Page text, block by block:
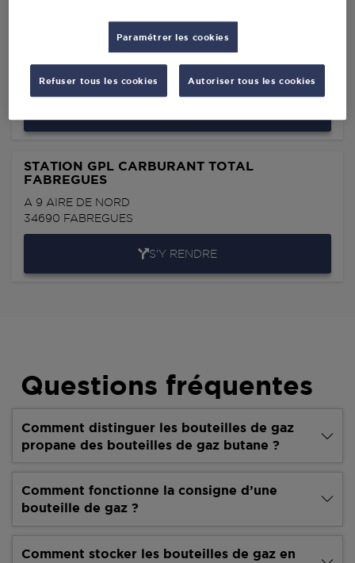
DISTRIBUTEUR AUTOMATIQUE 24/24
INTERMARCHE FABREGUES
34690
FABREGUES
STATION GPL CARBURANT TOTAL
FABREGUES
A 9 AIRE DE NORD
34690 FABREGUES
S'Y RENDRE
Questions fréquentes
Comment distinguer les bouteilles de gaz
propane des bouteilles de gaz butane ?
Comment fonctionne la consigne d’une
bouteille de gaz ?
Comment stocker les bouteilles de gaz en
Paramétrer les cookies
Refuser tous les cookies Autoriser tous les cookies